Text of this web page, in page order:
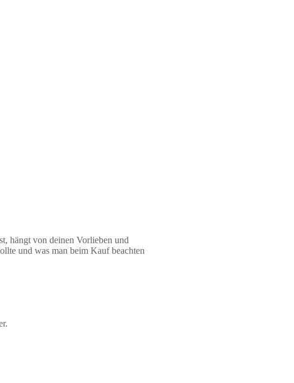
hängt von deinen Vorlieben und
und was man beim Kauf beachten